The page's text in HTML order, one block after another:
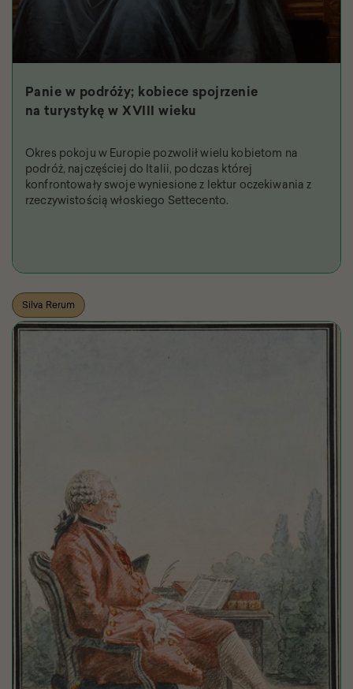
Panie w podróży; kobiece spojrzenie
na turystykę w XVIII wieku
Okres pokoju w Europie pozwolił wielu kobietom na
podróż, najczęściej do Italii, podczas której
konfrontowały swoje wyniesione z lektur oczekiwania z
rzeczywistością włoskiego Settecento.
Silva Rerum